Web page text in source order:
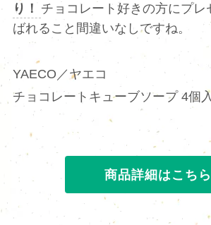
り！ チョコレート好きの方にプレ
ばれること間違いなしですね。
YAECO／ヤエコ
チョコレートキューブソープ 4個入
商品詳細はこちら